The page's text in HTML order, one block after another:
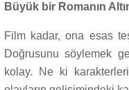
Büyük bir Romanın
Film kadar, ona esas
Doğrusunu söylemek
kolay. Ne ki